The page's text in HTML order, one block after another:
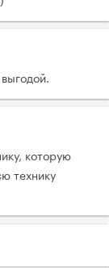
которую
технику